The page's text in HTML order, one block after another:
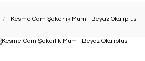
Kesme Cam Şekerlik Mum - Beyaz Okaliptus